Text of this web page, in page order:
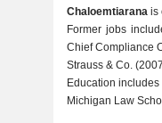
Chaloemtiaranais
Former jobs
Chief Compliance
Strauss & Co.
Education
Michigan Law